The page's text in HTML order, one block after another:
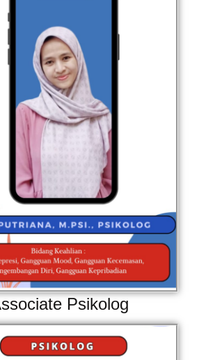
Psikolog